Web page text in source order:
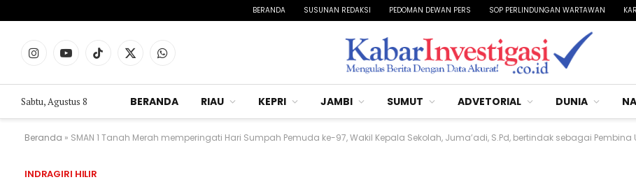
BERANDA SUSUNAN REDAKSI PEDOMAN DEWAN PERS SOP PERLINDUNGAN WARTAWAN
InstagramYouTubeTikTokX
WhatsApp
Sabtu, Agustus 8 BERANDA RIAU KEPRI JAMBI SUMUT ADVETORIAL DUNIA
Beranda » SMAN 1 Tanah Merah memperingati Hari Sumpah Pemuda ke-97, Wakil Kepala Sekolah, Juma’adi, S.Pd, bertindak sebagai
INDRAGIRI HILIR